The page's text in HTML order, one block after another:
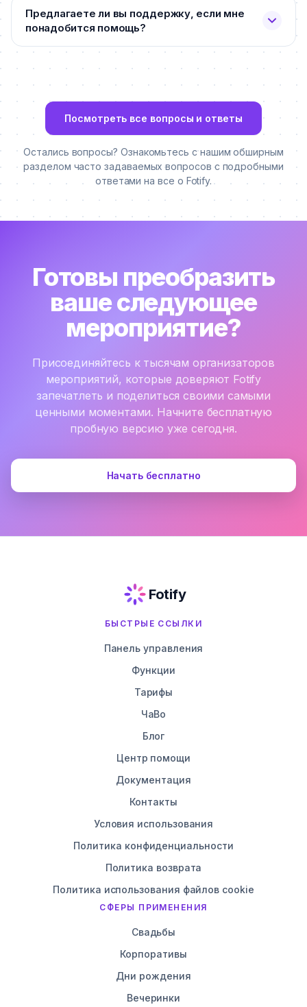
Предлагаете ли вы поддержку, если мне
понадобится помощь?
Посмотреть все вопросы и ответы
Остались вопросы? Ознакомьтесь с нашим обширным
разделом часто задаваемых вопросов с подробными
ответами на все о Fotify.
Готовы преобразить
ваше следующее
мероприятие?
Присоединяйтесь к тысячам организаторов
мероприятий, которые доверяют Fotify
запечатлеть и поделиться своими самыми
ценными моментами. Начните бесплатную
пробную версию уже сегодня.
Начать бесплатно
Fotify
БЫСТРЫЕ ССЫЛКИ
Панель управления
Функции
Тарифы
ЧаВо
Блог
Центр помощи
Документация
Контакты
Условия использования
Политика конфиденциальности
Политика возврата
Политика использования файлов cookie
СФЕРЫ ПРИМЕНЕНИЯ
Свадьбы
Корпоративы
Дни рождения
Вечеринки